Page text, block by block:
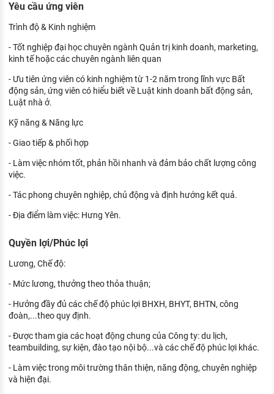
Yêu cầu ứng viên
Trình độ & Kinh nghiệm
- Tốt nghiệp đại học chuyên ngành Quản trị kinh doanh, marketing,
kinh tế hoặc các chuyên ngành liên quan
- Ưu tiên ứng viên có kinh nghiệm từ 1-2 năm trong lĩnh vực Bất
động sản, ứng viên có hiểu biết về Luật kinh doanh bất động sản,
Luật nhà ở.
Kỹ năng & Năng lực
- Giao tiếp & phối hợp
- Làm việc nhóm tốt, phản hồi nhanh và đảm bảo chất lượng công
việc.
- Tác phong chuyên nghiệp, chủ động và định hướng kết quả.
- Địa điểm làm việc: Hưng Yên.
Quyền lợi/Phúc lợi
Lương, Chế độ:
- Mức lương, thưởng theo thỏa thuận;
- Hưởng đầy đủ các chế độ phúc lợi BHXH, BHYT, BHTN, công
đoàn,...theo quy định.
- Được tham gia các hoạt động chung của Công ty: du lịch,
teambuilding, sự kiện, đào tạo nội bộ...và các chế độ phúc lợi khác.
- Làm việc trong môi trường thân thiện, năng động, chuyên nghiệp
và hiện đại.